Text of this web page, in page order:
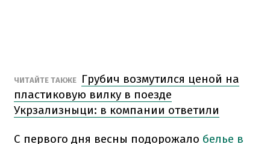
ЧИТАЙТЕ ТАКЖЕ
Грубич возмутился ценой на
пластиковую вилку в поезде
Укрзализныци: в компании ответили
С первого дня весны подорожало белье в